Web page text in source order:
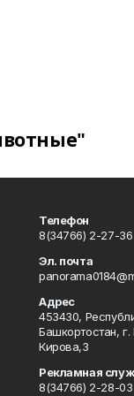
Телефон
8(34766) 2-27-36
Эл. почта
Адрес
453430,
Башкортостан,
Кирова,3
Рекламная
8(34766) 2-28-03